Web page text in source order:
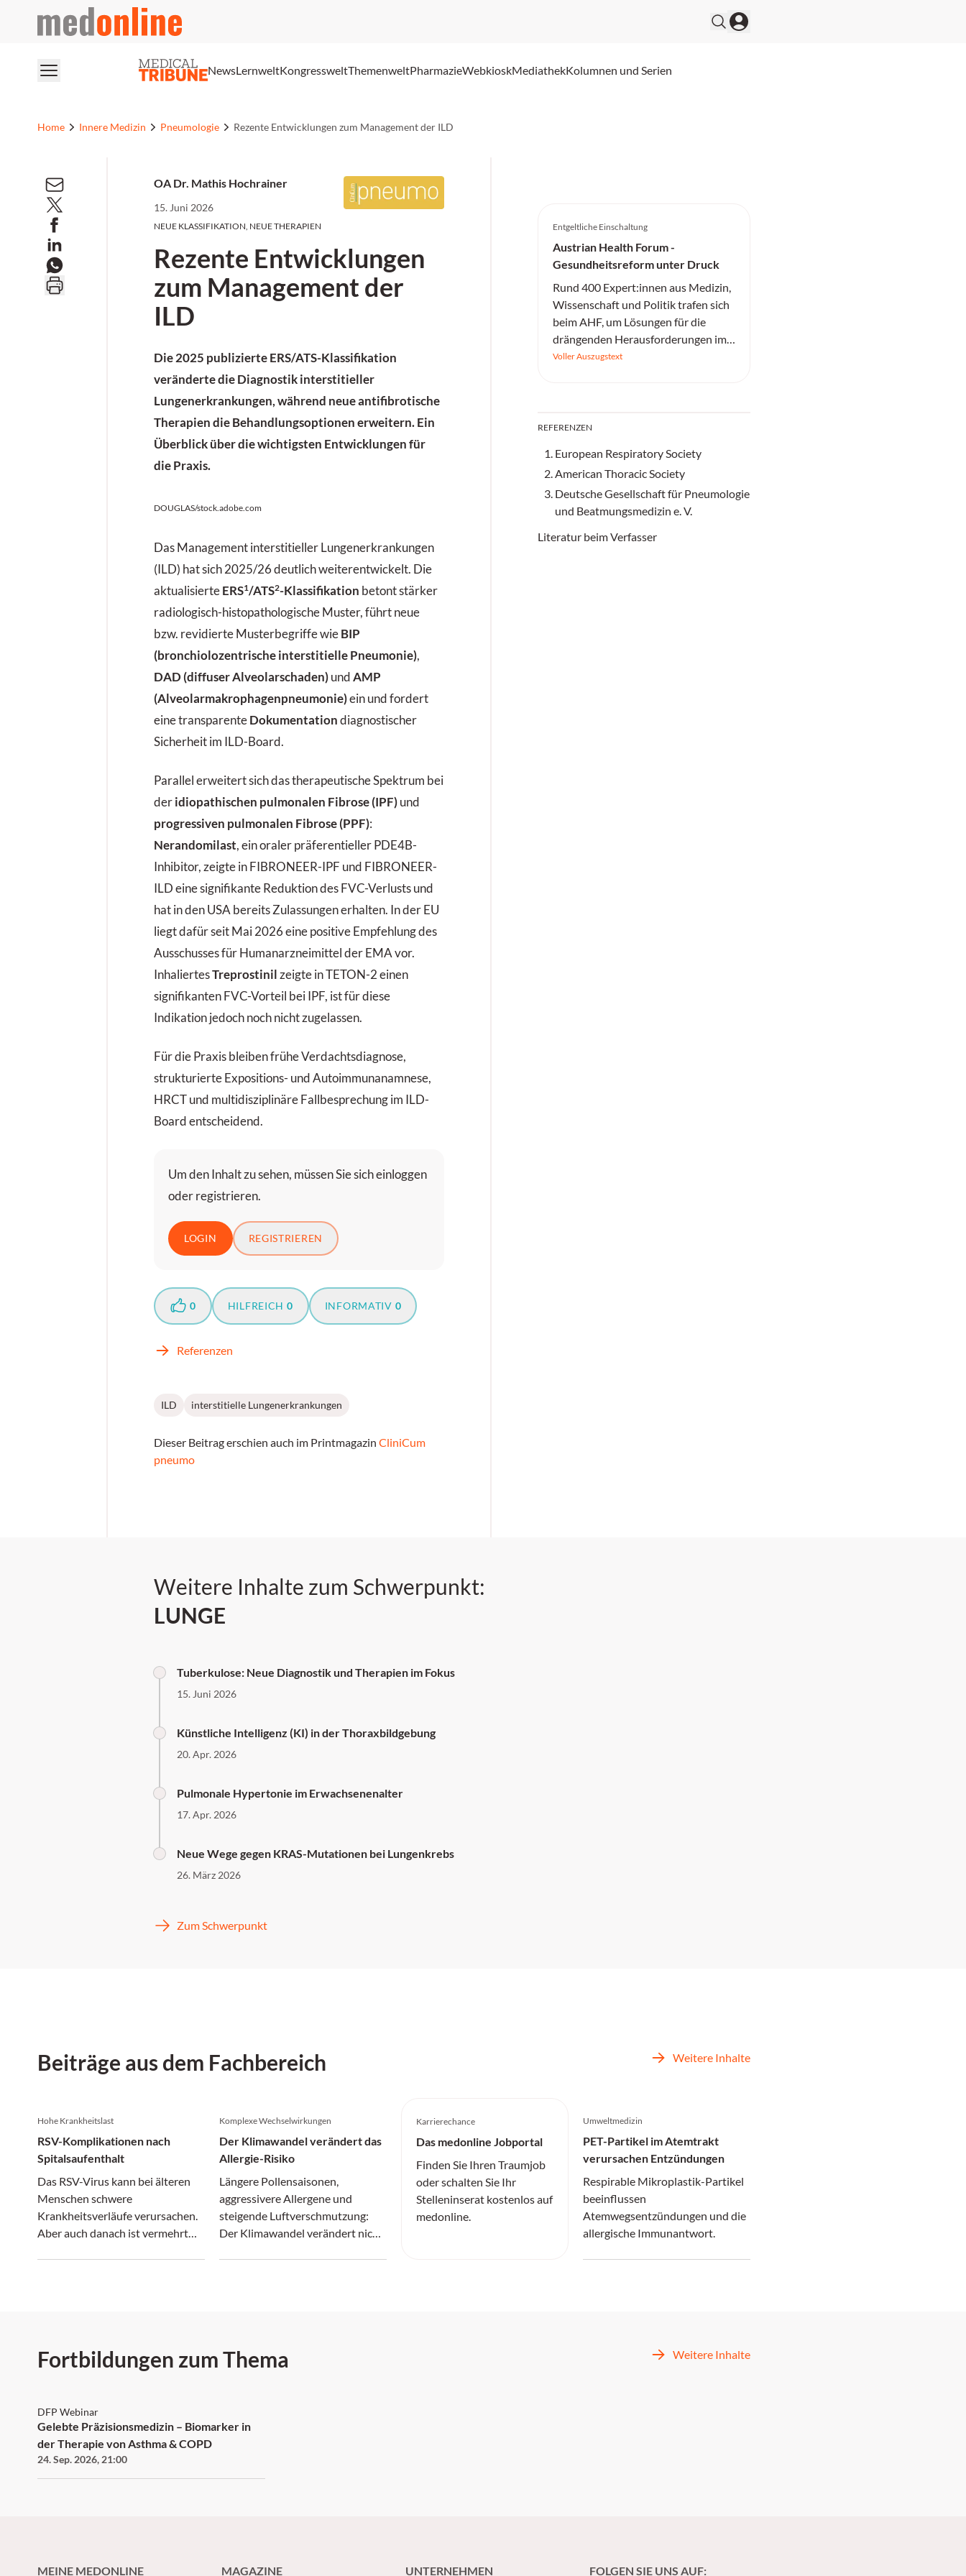
medonline
NewsLernweltKongressweltThemenweltPharmazieWebkioskMediathekKolumnen und Serien
Home Innere Medizin Pneumologie Rezente Entwicklungen zum Management der ILD
OA Dr. Mathis Hochrainer
15. Juni 2026
NEUE KLASSIFIKATION, NEUE THERAPIEN
Rezente Entwicklungen
zum Management der
ILD
Die 2025 publizierte ERS/ATS-Klassifikation
veränderte die Diagnostik interstitieller
Lungenerkrankungen, während neue antifibrotische
Therapien die Behandlungsoptionen erweitern. Ein
Überblick über die wichtigsten Entwicklungen für
die Praxis.
DOUGLAS/stock.adobe.com
Das Management interstitieller Lungenerkrankungen
(ILD) hat sich 2025/26 deutlich weiterentwickelt. Die
aktualisierte ERS1/ATS2-Klassifikation betont stärker
radiologisch-histopathologische Muster, führt neue
bzw. revidierte Musterbegriffe wie BIP
(bronchiolozentrische interstitielle Pneumonie),
DAD (diffuser Alveolarschaden) und AMP
(Alveolarmakrophagenpneumonie)ein und fordert
eine transparente Dokumentation diagnostischer
Sicherheit im ILD-Board.
Parallel erweitert sich das therapeutische Spektrum bei
der idiopathischen pulmonalen Fibrose (IPF) und
progressiven pulmonalen Fibrose (PPF):
Nerandomilast, ein oraler präferentieller PDE4B-
Inhibitor, zeigte in FIBRONEER-IPF und FIBRONEER-
ILD eine signifikante Reduktion des FVC-Verlusts und
hat in den USA bereits Zulassungen erhalten. In der EU
liegt dafür seit Mai 2026 eine positive Empfehlung des
Ausschusses für Humanarzneimittel der EMA vor.
InhaliertesTreprostinil zeigte in TETON-2 einen
signifikanten FVC-Vorteil bei IPF, ist für diese
Indikation jedoch noch nicht zugelassen.
Für die Praxis bleiben frühe Verdachtsdiagnose,
strukturierte Expositions- und Autoimmunanamnese,
HRCT und multidisziplinäre Fallbesprechung im ILD-
Board entscheidend.
Um den Inhalt zu sehen, müssen Sie sich einloggen
oder registrieren.
LOGIN REGISTRIEREN
0 HILFREICH 0 INFORMATIV 0
Referenzen
ILD interstitielle Lungenerkrankungen
Dieser Beitrag erschien auch im Printmagazin CliniCum
pneumo
Entgeltliche Einschaltung
Austrian Health Forum -
Gesundheitsreform unter Druck
Rund 400 Expert:innen aus Medizin,
Wissenschaft und Politik trafen sich
beim AHF, um Lösungen für die
drängenden Herausforderungen im
Gesundheitswesen zu erarbeiten.
Voller Auszugstext
REFERENZEN
European Respiratory Society
American Thoracic Society
Deutsche Gesellschaft für Pneumologie
und Beatmungsmedizin e. V.
Literatur beim Verfasser
Weitere Inhalte zum Schwerpunkt:
LUNGE
Tuberkulose: Neue Diagnostik und Therapien im Fokus
15. Juni 2026
Künstliche Intelligenz (KI) in der Thoraxbildgebung
20. Apr. 2026
Pulmonale Hypertonie im Erwachsenenalter
17. Apr. 2026
Neue Wege gegen KRAS-Mutationen bei Lungenkrebs
26. März 2026
Zum Schwerpunkt
Beiträge aus dem Fachbereich Weitere Inhalte
Hohe Krankheitslast
RSV-Komplikationen nach
Spitalsaufenthalt
Das RSV-Virus kann bei älteren
Menschen schwere
Krankheitsverläufe verursachen.
Aber auch danach ist vermehrt
Komplexe Wechselwirkungen
Der Klimawandel verändert das
Allergie-Risiko
Längere Pollensaisonen,
aggressivere Allergene und
steigende Luftverschmutzung:
Der Klimawandel verändert nicht
Karrierechance
Das medonline Jobportal
Finden Sie Ihren Traumjob
oder schalten Sie Ihr
Stelleninserat kostenlos auf
medonline.
Umweltmedizin
PET-Partikel im Atemtrakt
verursachen Entzündungen
Respirable Mikroplastik-Partikel
beeinflussen
Atemwegsentzündungen und die
allergische Immunantwort.
Fortbildungen zum Thema Weitere Inhalte
DFP
DFP Webinar
Gelebte Präzisionsmedizin – Biomarker in
der Therapie von Asthma & COPD
24. Sep. 2026, 21:00
MEINE MEDONLINE MAGAZINE UNTERNEHMEN FOLGEN SIE UNS AUF: